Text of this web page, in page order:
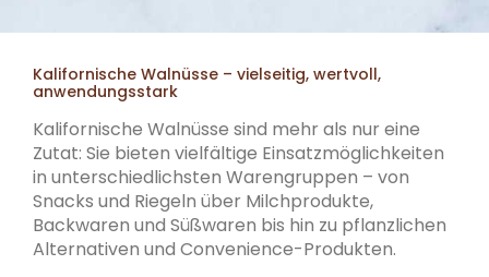
Kalifornische Walnüsse – vielseitig, wertvoll,
anwendungsstark
Kalifornische Walnüsse sind mehr als nur eine
Zutat: Sie bieten vielfältige Einsatzmöglichkeiten
in unterschiedlichsten Warengruppen – von
Snacks und Riegeln über Milchprodukte,
Backwaren und Süßwaren bis hin zu pflanzlichen
Alternativen und Convenience-Produkten.